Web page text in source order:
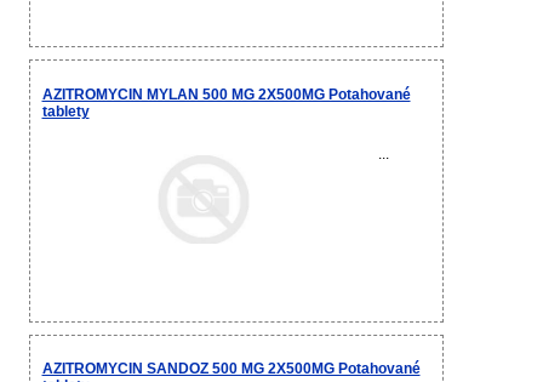
AZITROMYCIN MYLAN 500 MG 2X500MG Potahované
tablety
...
AZITROMYCIN SANDOZ 500 MG 2X500MG Potahované